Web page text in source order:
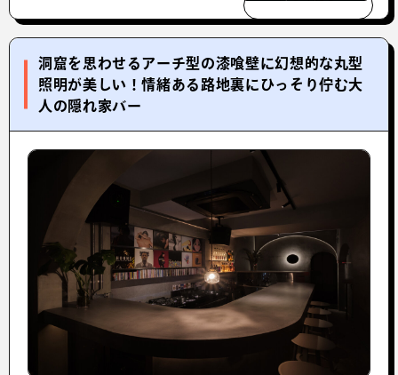
洞窟を思わせるアーチ型の漆喰壁に幻想的な丸型
照明が美しい！情緒ある路地裏にひっそり佇む大
人の隠れ家バー